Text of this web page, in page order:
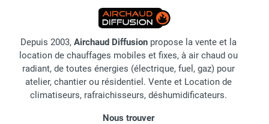
Depuis 2003, Airchaud Diffusion propose la vente et la
location de chauffages mobiles et fixes, à air chaud ou
radiant, de toutes énergies (électrique, fuel, gaz) pour
atelier, chantier ou résidentiel. Vente et Location de
climatiseurs, rafraichisseurs, déshumidificateurs.
Nous trouver